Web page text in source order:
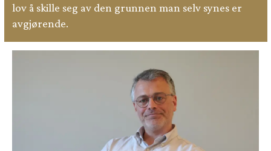
lov å skille seg av den grunnen man selv synes er
avgjørende.